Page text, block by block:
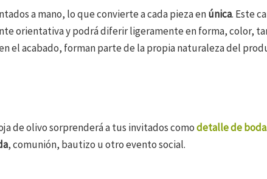
a mano, lo que convierte a cada pieza enúnica. Este
orientativa y podrá diferir ligeramente en forma, color,
el acabado, forman parte de la propia naturaleza del
de olivo sorprenderá a tus invitados comodetalle de boda
, comunión, bautizo u otro evento social.